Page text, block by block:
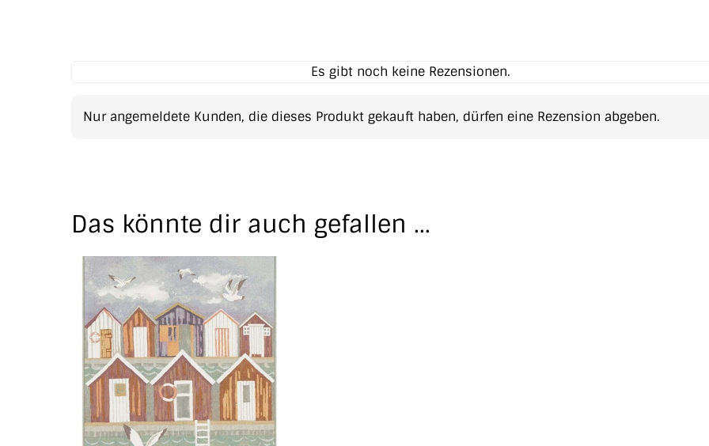
Es gibt noch keine Rezensionen.
Nur angemeldete Kunden, die dieses Produkt gekauft haben, dürfen eine Rezension abgeben.
Das könnte dir auch gefallen …